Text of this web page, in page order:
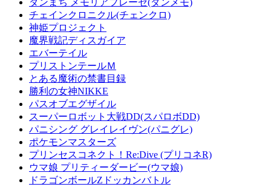
ダンまち メモリアフレーゼ(ダンメモ)
チェインクロニクル(チェンクロ)
神姫プロジェクト
魔界戦記ディスガイア
エバーテイル
プリストンテールＭ
とある魔術の禁書目録
勝利の女神NIKKE
パスオブエグザイル
スーパーロボット大戦DD(スパロボDD)
パニシング グレイレイヴン(パニグレ)
ポケモンマスターズ
プリンセスコネクト！Re:Dive (プリコネR)
ウマ娘 プリティーダービー(ウマ娘)
ドラゴンボールZドッカンバトル